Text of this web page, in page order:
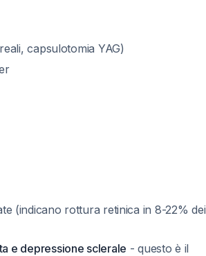
capsulotomia YAG)
(indicano rottura retinica in 8-22% dei
e depressione sclerale - questo è il